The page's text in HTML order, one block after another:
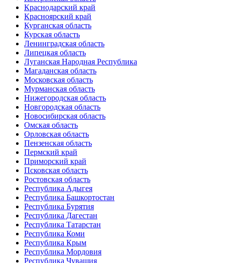
Краснодарский край
Красноярский край
Курганская область
Курская область
Ленинградская область
Липецкая область
Луганская Народная Республика
Магаданская область
Московская область
Мурманская область
Нижегородская область
Новгородская область
Новосибирская область
Омская область
Орловская область
Пензенская область
Пермский край
Приморский край
Псковская область
Ростовская область
Республика Адыгея
Республика Башкортостан
Республика Бурятия
Республика Дагестан
Республика Татарстан
Республика Коми
Республика Крым
Республика Мордовия
Республика Чувашия